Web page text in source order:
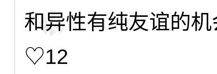
和异性有纯友谊的
♡12